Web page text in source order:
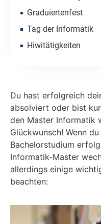
Graduiertenfest
Tag der Informatik
Hiwitätigkeiten
Du hast erfolgreich
absolviert oder bist
den Master Informatik
Glückwunsch! Wenn
Bachelorstudium
Informatik-Master
allerdings einige
beachten: